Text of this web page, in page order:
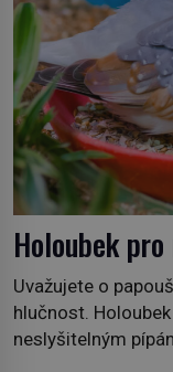
Holoubek
Uvažujete o
hlučnost.
neslyšitelným